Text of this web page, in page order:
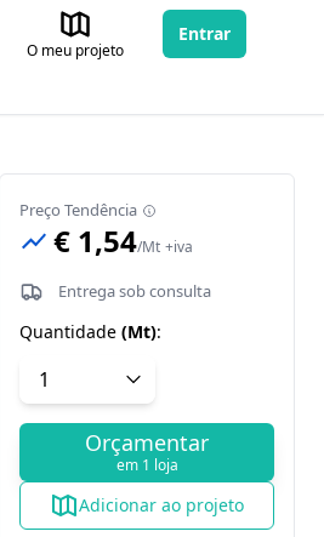
O meu projeto
Entrar
20x1.9
Preço Tendência
€ 1,54/Mt +iva
Entrega sob consulta
Quantidade (Mt):
Orçamentar
em 1 loja
Adicionar ao projeto